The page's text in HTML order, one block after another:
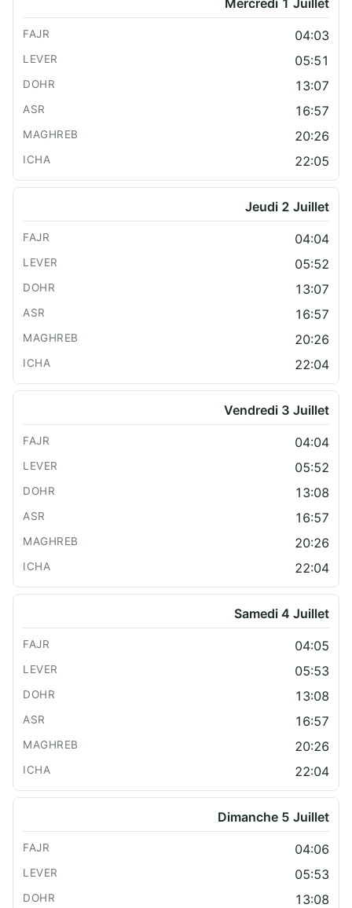
04:03
05:51
13:07
16:57
20:26
22:05
Jeudi 2 Juillet
04:04
05:52
13:07
16:57
20:26
22:04
Vendredi 3 Juillet
04:04
05:52
13:08
16:57
20:26
22:04
Samedi 4 Juillet
04:05
05:53
13:08
16:57
20:26
22:04
Dimanche 5 Juillet
04:06
05:53
13:08